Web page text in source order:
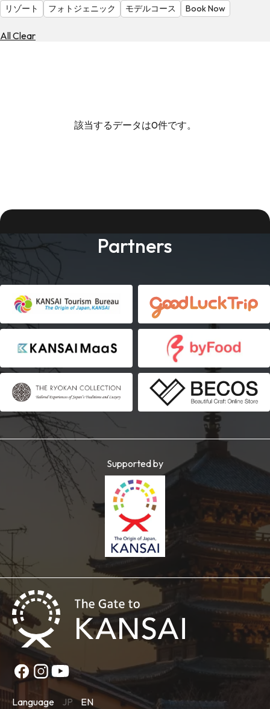
リゾート
フォトジェニック モデルコース Book Now
All Clear
該当するデータは0件です。
Partners
Supported by
Language JP EN